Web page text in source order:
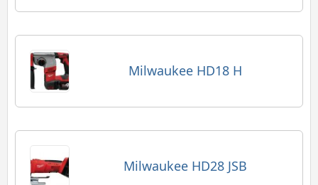
Milwaukee HD18 H
Milwaukee HD28 JSB